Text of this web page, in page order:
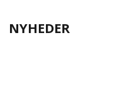
NYHEDER